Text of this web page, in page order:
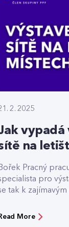
2. 2025
vypadá
na
Bořek Pracný
pro
tak k
More